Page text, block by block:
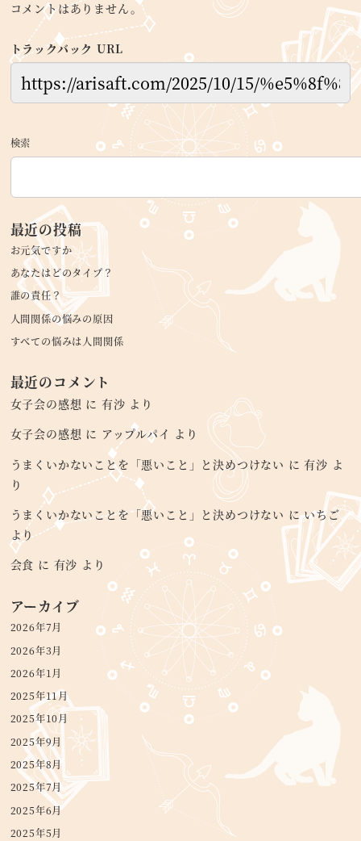
コメントはありません。
トラックバック URL
検索
最近の投稿
お元気ですか
あなたはどのタイプ？
誰の責任？
人間関係の悩みの原因
すべての悩みは人間関係
最近のコメント
女子会の感想 に 有沙 より
女子会の感想 に アップルパイ より
うまくいかないことを「悪いこと」と決めつけない に有沙 よ
り
うまくいかないことを「悪いこと」と決めつけない にいちご
より
会食 に 有沙 より
アーカイブ
2026年7月
2026年3月
2026年1月
2025年11月
2025年10月
2025年9月
2025年8月
2025年7月
2025年6月
2025年5月